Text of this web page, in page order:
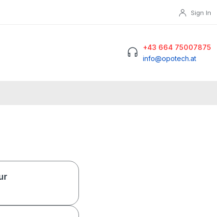
Sign In
+43 664 75007875
info@opotech.at